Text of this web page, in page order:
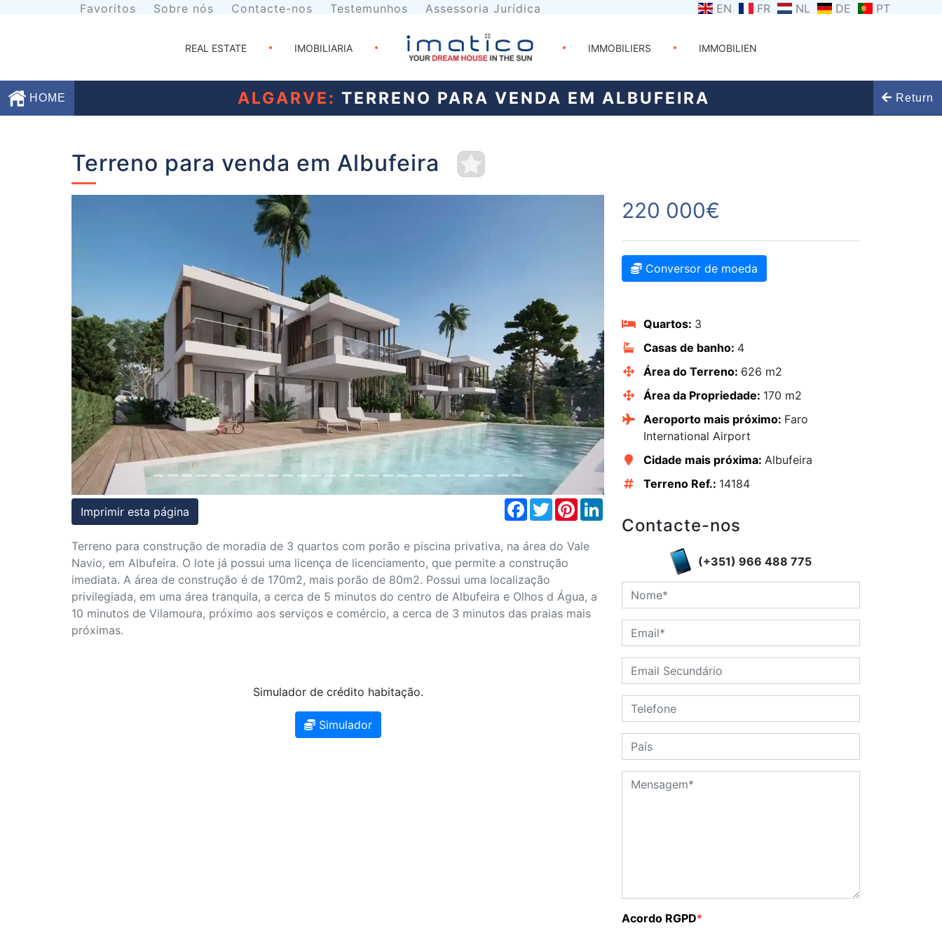
Favoritos Sobre nós Contacte-nos Testemunhos Assessoria Jurídica EN FR NL DE PT
REAL ESTATE IMOBILIARIA IMMOBILIERS IMMOBILIEN
HOME ALGARVE: TERRENO PARA VENDA EM ALBUFEIRA Return
Condições
Testemunhos
Assessoria
Terreno para venda em Albufeira
Previous Next
Imprimir esta página
Facebook
TwitterPinterest
Terreno para construção de moradia de 3 quartos com porão e piscina privativa, na área do Vale
Navio, em Albufeira. O lote já possui uma licença de licenciamento, que permite a construção
imediata. A área de construção é de 170m2, mais porão de 80m2. Possui uma localização
privilegiada, em uma área tranquila, a cerca de 5 minutos do centro de Albufeira e Olhos d Água, a
10 minutos de Vilamoura, próximo aos serviços e comércio, a cerca de 3 minutos das praias mais
próximas.
Simulador de crédito habitação.
Simulador
220 000€
Conversor de moeda
Quartos: 3
Casas de banho: 4
Área do Terreno: 626 m2
Área da Propriedade: 170 m2
Aeroporto mais próximo: Faro
International Airport
Cidade mais próxima: Albufeira
Terreno Ref.: 14184
Contacte-nos
(+351) 966 488 775
Acordo RGPD*